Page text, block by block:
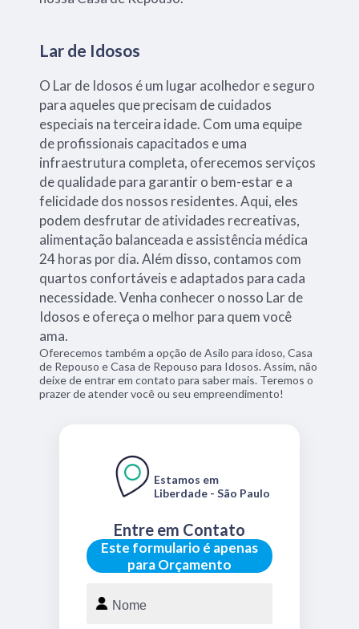
Lar de Idosos
O Lar de Idosos é um lugar acolhedor e seguro
para aqueles que precisam de cuidados
especiais na terceira idade. Com uma equipe
de profissionais capacitados e uma
infraestrutura completa, oferecemos serviços
de qualidade para garantir o bem-estar e a
felicidade dos nossos residentes. Aqui, eles
podem desfrutar de atividades recreativas,
alimentação balanceada e assistência médica
24 horas por dia. Além disso, contamos com
quartos confortáveis e adaptados para cada
necessidade. Venha conhecer o nosso Lar de
Idosos e ofereça o melhor para quem você
ama.
Oferecemos também a opção de Asilo para idoso, Casa
de Repouso e Casa de Repouso para Idosos. Assim, não
deixe de entrar em contato para saber mais. Teremos o
prazer de atender você ou seu empreendimento!
Este formulario é apenas
para Orçamento
Entre em Contato
Estamos em
Liberdade - São Paulo